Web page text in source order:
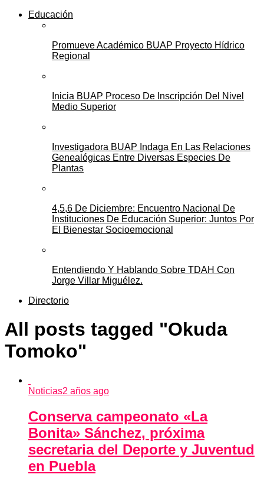
Educación
Promueve Académico BUAP Proyecto Hídrico
Regional
Inicia BUAP Proceso De Inscripción Del Nivel
Medio Superior
Investigadora BUAP Indaga En Las Relaciones
Genealógicas Entre Diversas Especies De
Plantas
4,5,6 De Diciembre: Encuentro Nacional De
Instituciones De Educación Superior: Juntos Por
El Bienestar Socioemocional
Entendiendo Y Hablando Sobre TDAH Con
Jorge Villar Miguélez.
Directorio
All posts tagged "Okuda
Tomoko"
Noticias2 años ago
Conserva campeonato «La
Bonita» Sánchez, próxima
secretaria del Deporte y Juventud
en Puebla